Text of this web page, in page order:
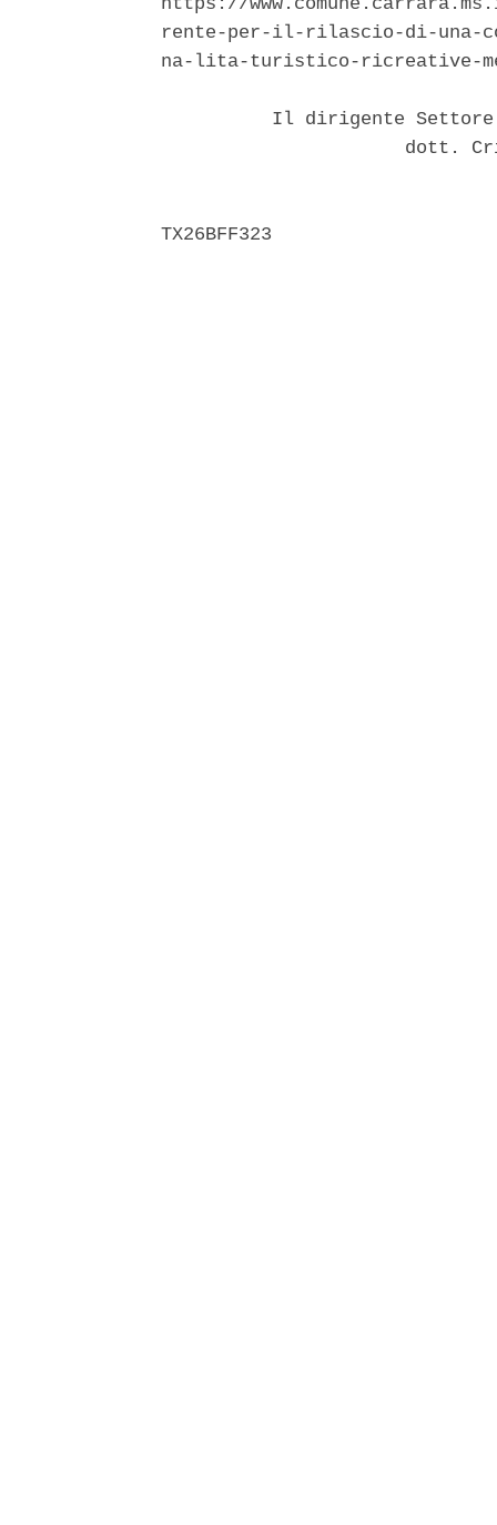
https://
rente-per-il-rilascio-di-una-
na-lita-turistico-ricreative-
Il dirigente
dott.